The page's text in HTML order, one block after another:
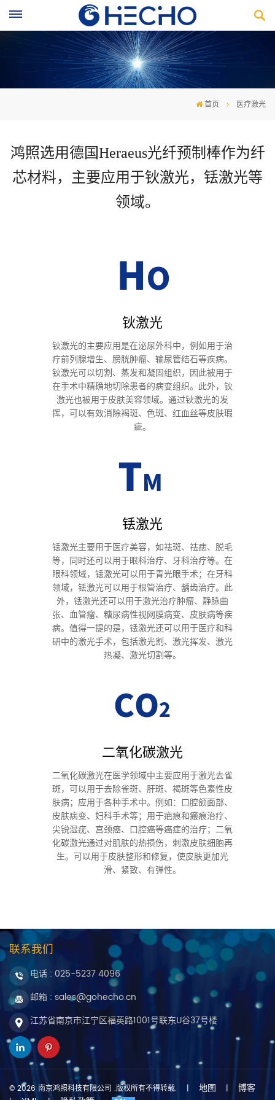
首页 医疗激光
鸿照选用德国Heraeus光纤预制棒作为纤
芯材料，主要应用于钬激光，铥激光等
领域。
钬激光
钬激光的主要应用是在泌尿外科中，例如用于治
疗前列腺增生、膀胱肿瘤、输尿管结石等疾病。
钬激光可以切割、蒸发和凝固组织，因此被用于
在手术中精确地切除患者的病变组织。此外，钬
激光也被用于皮肤美容领域。通过钬激光的发
挥，可以有效消除褐斑、色斑、红血丝等皮肤瑕
疵。
铥激光
铥激光主要用于医疗美容，如祛斑、祛痣、脱毛
等，同时还可以用于眼科治疗、牙科治疗等。在
眼科领域，铥激光可以用于青光眼手术；在牙科
领域，铥激光可以用于根管治疗、龋齿治疗。此
外，铥激光还可以用于激光治疗肿瘤、静脉曲
张、血管瘤、糖尿病性视网膜病变、皮肤病等疾
病。值得一提的是，铥激光还可以用于医疗和科
研中的激光手术，包括激光割、激光挥发、激光
热凝、激光切割等。
二氧化碳激光
二氧化碳激光在医学领域中主要应用于激光去雀
斑，可以用于去除雀斑、肝斑、褐斑等色素性皮
肤病；应用于各种手术中。例如：口腔颌面部、
皮肤病变、妇科手术等；用于疤痕和瘢痕治疗、
尖锐湿疣、宫颈癌、口腔癌等癌症的治疗；二氧
化碳激光通过对肌肤的热损伤，刺激皮肤细胞再
生。可以用于皮肤整形和修复，使皮肤更加光
滑、紧致、有弹性。
联系我们
电话 : 025-5237 4096
邮箱 : sales@gohecho.cn
江苏省南京市江宁区福英路1001号联东U谷37号楼
© 2026 南京鸿照科技有限公司 .版权所有不得转载. | 地图 | 博客